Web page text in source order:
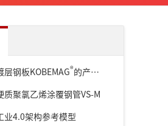
层钢板KOBEMAG®的产品特点
质聚氯乙烯涂覆钢管VS-M
业4.0架构参考模型